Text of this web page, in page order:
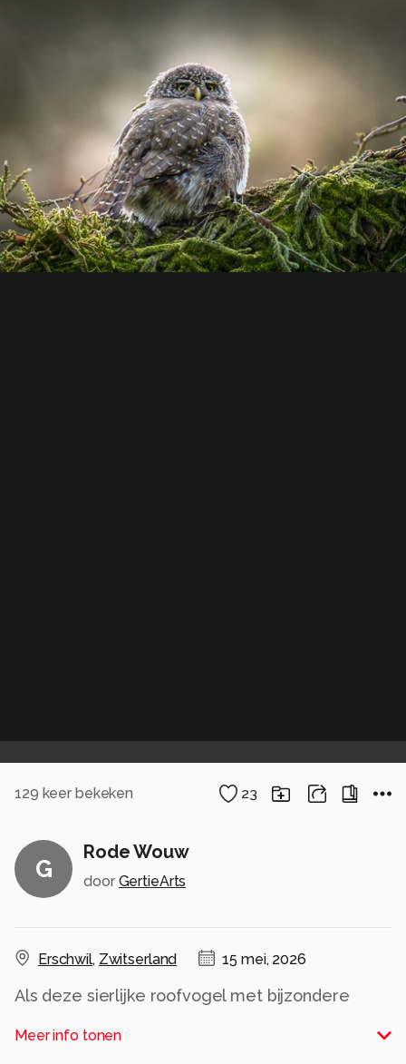
129 keer bekeken 23
G
Rode Wouw
door GertieArts
Erschwil, Zwitserland 15 mei, 2026
Als deze sierlijke roofvogel met bijzondere
vliegt, kun je niet anders dan snel je camera
Meer info tonen